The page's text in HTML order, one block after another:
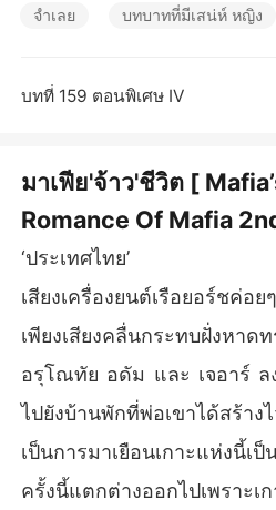
งจนดวงตาสีน้ำตาลเข้มแทบจะหลุ
“คุณครับ...คุณคิดว่าเธอคนนี้ค
“เอ่อ...ขอโทษครับ...ผมไม่เข้าใ
“ก็เธอคนนี้...คนที่ยืนอยู่ข้างๆผม
ออยู่กับผมเพียงแค่ปริมาณยาคุมกำ
อโดยที่สายตาของเขายังคงจ้องอ
นเภสัชกรที่ย้ายสายตามามองคน
กรก็เห็นใบหน้าเธอซับสีเลือดอย่า
ระโยคคำพูดของคนข้างๆเธอ
“เข้าใจแล้วครับ...ทั้งร้านผม
ในหนึ่งลังนั้นมีอยู่สี่ร้อยกล่องครับ
เภสัชกรวัยกลางคนที่ผ่านร้อนผ่าน
น้าหลายปีนัก
จำเลย บทบาทที่มีเสน่ห์ หญิง
บทที่ 159 ตอนพิเศษ IV
มาเฟีย​'จ้าว'ชีวิต [ Mafia’s King ] SET :
Romance Of Mafia
ประเทศไทย 1.4
‘ประเทศไทย’
เสียงเครื่องยนต์เรือยอร์ชค่อ
เพียงเสียงคลื่นกระทบฝั่งห
อรุโณทัย อดัม และ เจอาร์ ลง
ไปยังบ้านพักที่พ่อเขาได้สร้า
เป็นการมาเยือนเกาะแห่งนี้
ครั้งนี้แตกต่างออกไปเพราะเ